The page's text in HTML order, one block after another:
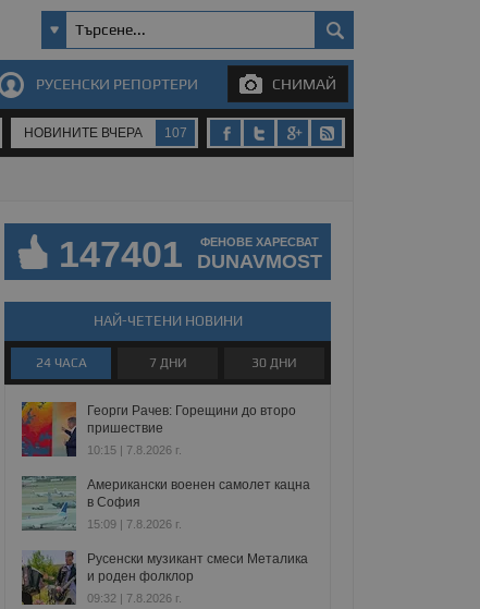
РУСЕНСКИ РЕПОРТЕРИ СНИМАЙ
НОВИНИТЕ ВЧЕРА 107
147401 ФЕНОВЕ ХАРЕСВАТ
DUNAVMOST
НАЙ-ЧЕТЕНИ НОВИНИ
24 ЧАСА 7 ДНИ 30 ДНИ
Георги Рачев: Горещини до второ
пришествие
10:15 | 7.8.2026 г.
Американски военен самолет кацна
в София
15:09 | 7.8.2026 г.
Русенски музикант смеси Металика
и роден фолклор
09:32 | 7.8.2026 г.